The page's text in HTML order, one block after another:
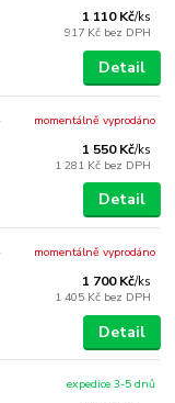
1 110 Kč/ks
917 Kč bez DPH
Detail
1 550 Kč/ks
1 281 Kč bez DPH
momentálně vyprodáno
Detail
1 700 Kč/ks
1 405 Kč bez DPH
momentálně vyprodáno
Detail
expedice 3-5 dnů